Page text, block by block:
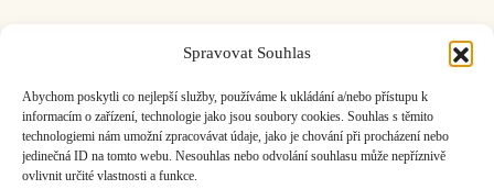
Spravovat Souhlas
Abychom poskytli co nejlepší služby, používáme k ukládání a/nebo přístupu k
informacím o zařízení, technologie jako jsou soubory cookies. Souhlas s těmito
technologiemi nám umožní zpracovávat údaje, jako je chování při procházení nebo
jedinečná ID na tomto webu. Nesouhlas nebo odvolání souhlasu může nepříznivě
ovlivnit určité vlastnosti a funkce.
ČASOPIS O JINÉ HUDBĚ | vydáváHudební informační středisko
založeno 2001 | Kontaktujte nás:info@hisvoice.cz
©2026 HISvoice – design a adminAtelier Dokument